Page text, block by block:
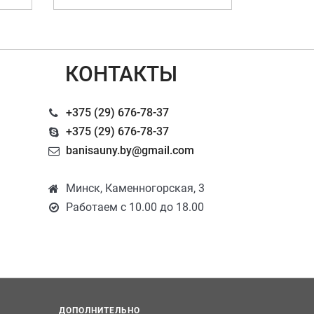
КОНТАКТЫ
+375 (29) 676-78-37
+375 (29) 676-78-37
banisauny.by@gmail.com
Минск, Каменногорская, 3
Работаем с 10.00 до 18.00
ДОПОЛНИТЕЛЬНО